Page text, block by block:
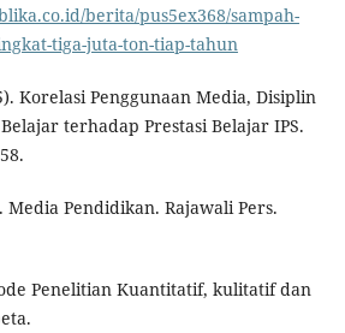
berita/pus5ex368/sampah-
tiga-juta-ton-tiap-tahun
Korelasi Penggunaan Media, Disiplin
terhadap Prestasi Belajar IPS.
Pendidikan. Rajawali Pers.
Penelitian Kuantitatif, kulitatif dan